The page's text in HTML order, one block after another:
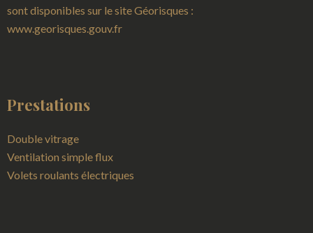
sont disponibles sur le site Géorisques :
www.georisques.gouv.fr
Prestations
Double vitrage
Ventilation simple flux
Volets roulants électriques